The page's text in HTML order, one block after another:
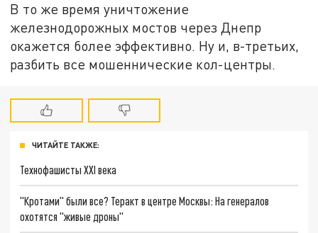
В то же время уничтожение
железнодорожных мостов через Днепр
окажется более эффективно. Ну и, в-третьих,
разбить все мошеннические кол-центры.
ЧИТАЙТЕ ТАКЖЕ:
Технофашисты XXI века
"Кротами" были все? Теракт в центре Москвы: На генералов
охотятся "живые дроны"